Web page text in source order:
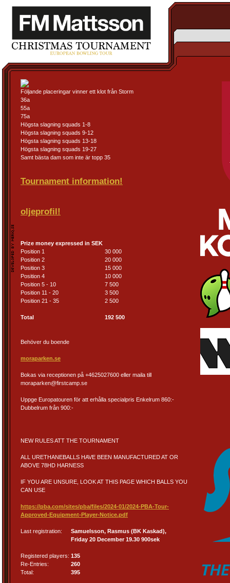
Följande placeringar vinner ett klot från Storm
36a
55a
75a
Högsta slagning squads 1-8
Högsta slagning squads 9-12
Högsta slagning squads 13-18
Högsta slagning squads 19-27
Samt bästa dam som inte är topp 35
Tournament information!
oljeprofil!
Prize money expressed in SEK
Position 1
30 000
Position 2
20 000
Position 3
15 000
Position 4
10 000
Position 5 - 10
7 500
Position 11 - 20
3 500
Position 21 - 35
2 500
Total 192 500
Behöver du boende
moraparken.se
Bokas via receptionen på +4625027600 eller maila till
moraparken@firstcamp.se
Uppge Europatouren för att erhålla specialpris Enkelrum 860:-
Dubbelrum från 900:-
NEW RULES ATT THE TOURNAMENT
ALL URETHANEBALLS HAVE BEEN MANUFACTURED AT OR
ABOVE 78HD HARNESS
IF YOU ARE UNSURE, LOOK AT THIS PAGE WHICH BALLS YOU
CAN USE
https://pba.com/sites/pba/files/2024-01/2024-PBA-Tour-
Approved-Equipment-Player-Notice.pdf
Last registration:
Samuelsson, Rasmus (BK Kaskad),
Friday 20 December 19.30 900sek
Registered players: 135
Re-Entries:
260
Total:
395